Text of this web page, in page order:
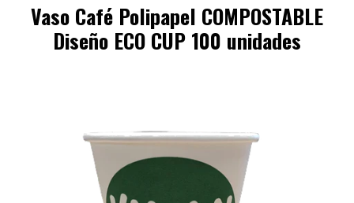
Vaso Café Polipapel COMPOSTABLE
Diseño ECO CUP 100 unidades